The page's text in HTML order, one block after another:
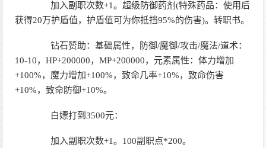
加入副职次数+1。超级防御药剂(特殊药品：使用后
获得20万护盾值，护盾值可为你抵挡95%的伤害)。转职书。
钻石赞助：基础属性，防御/魔御/攻击/魔法/道术：
10-10，HP+200000，MP+200000，元素属性：体力增加
+100%，魔力增加+100%，致命几率+10%，致命伤害
+10%，致命防御+10%。
白嫖打到3500元：
加入副职次数+1。100副职点*200。